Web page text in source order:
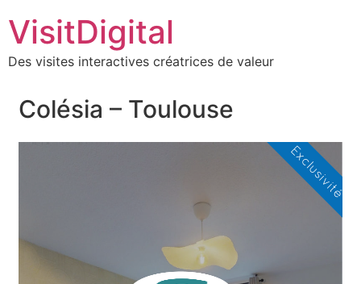
VisitDigital
Des visites interactives créatrices de valeur
Colésia – Toulouse